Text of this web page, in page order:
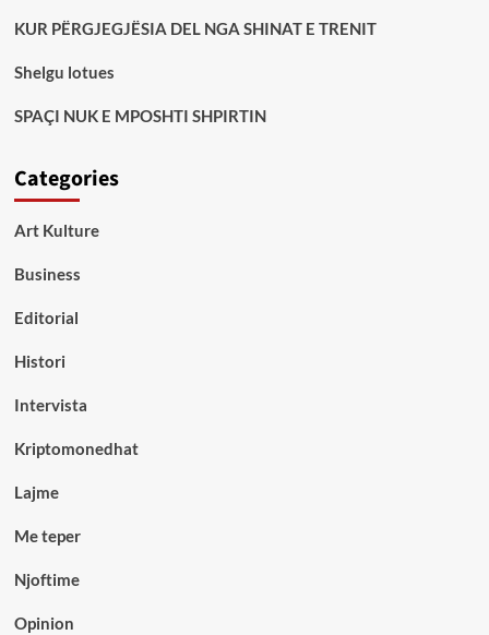
KUR PËRGJEGJËSIA DEL NGA SHINAT E TRENIT
Shelgu lotues
SPAÇI NUK E MPOSHTI SHPIRTIN
Categories
Art Kulture
Business
Editorial
Histori
Intervista
Kriptomonedhat
Lajme
Me teper
Njoftime
Opinion